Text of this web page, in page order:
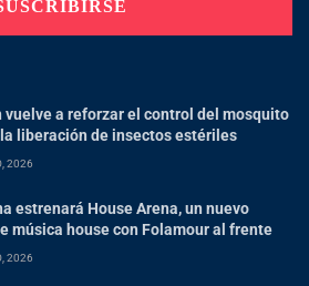
vuelve a reforzar el control del mosquito
liberación de insectos estériles
2026
estrenará House Arena, un nuevo
música house con Folamour al frente
2026